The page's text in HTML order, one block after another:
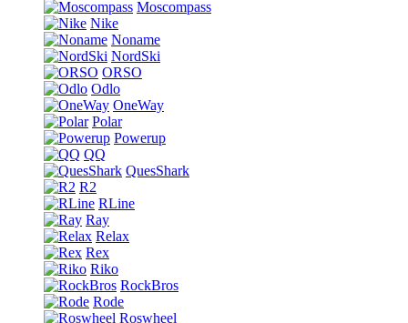
Moscompass
Nike
Noname
NordSki
ORSO
Odlo
OneWay
Polar
Powerup
QQ
QuesShark
R2
RLine
Ray
Relax
Rex
Riko
RockBros
Rode
Roswheel